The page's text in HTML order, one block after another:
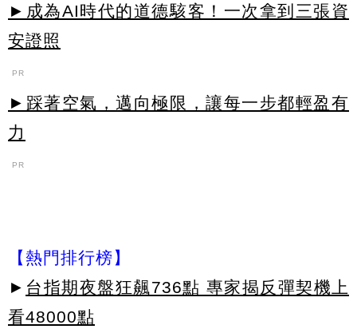
►成為AI時代的道德駭客！一次拿到三張資
安證照
PR
►踩著空氣，邁向極限，讓每一步都輕盈有
力
PR
【熱門排行榜】
► 台指期夜盤狂飆736點 專家揭反彈契機上
看48000點